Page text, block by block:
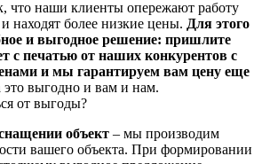
что наши клиенты опережают работу
находят более низкие цены. Для этого
и выгодное решение: пришлите
с печатью от наших конкурентов с
и мы гарантируем вам цену еще
это выгодно и вам и нам.
от выгоды?
объект – мы производим
вашего объекта. При формировании